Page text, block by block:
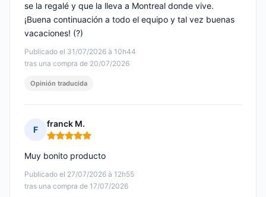
Publicado el 31/07/2026 à 10h44
tras una compra de 20/07/2026
se la regalé y que la lleva a Montreal donde vive.
¡Buena continuación a todo el equipo y tal vez buenas
vacaciones! (?)
Opinión traducida
F
franck M.
Nota: 5 de 5
Publicado el 27/07/2026 à 12h55
tras una compra de 17/07/2026
Muy bonito producto